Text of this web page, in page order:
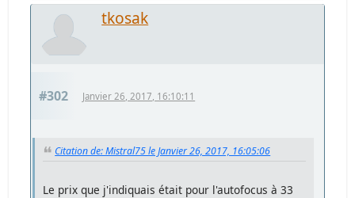
tkosak
#302 Janvier 26, 2017, 16:10:11
Citation de: Mistral75 le Janvier 26, 2017, 16:05:06
Le prix que j'indiquais était pour l'autofocus à 33